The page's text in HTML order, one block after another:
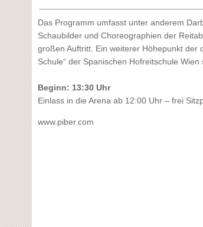
Das Programm umfasst unter anderem
Schaubilder und Choreographien der
großen Auftritt. Ein weiterer Höhepunkt der
Schule“ der Spanischen Hofreitschule Wien
Beginn: 13:30 Uhr
Einlass in die Arena ab 12:00 Uhr – frei
www.piber.com